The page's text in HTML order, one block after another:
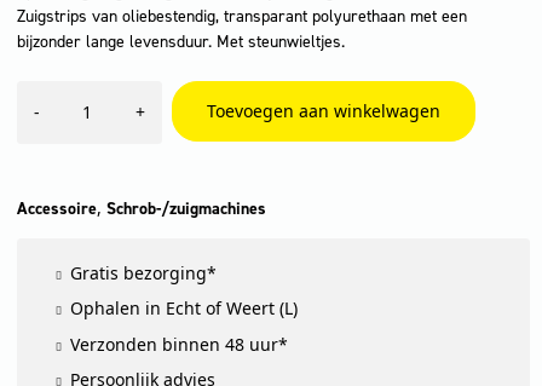
Zuigstrips van oliebestendig, transparant polyurethaan met een
bijzonder lange levensduur. Met steunwieltjes.
-
gebogen,
aantal
+ Toevoegen aan winkelwagen
Accessoire, Schrob-/zuigmachines
Gratis bezorging*
Ophalen in Echt of Weert (L)
Verzonden binnen 48 uur*
Persoonlijk advies